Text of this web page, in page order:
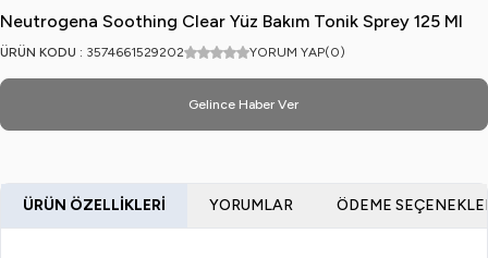
Neutrogena Soothing Clear Yüz Bakım Tonik Sprey 125 Ml
ÜRÜN KODU : 3574661529202 YORUM YAP(0)
Gelince Haber Ver
ÜRÜN ÖZELLIKLERI YORUMLAR ÖDEME